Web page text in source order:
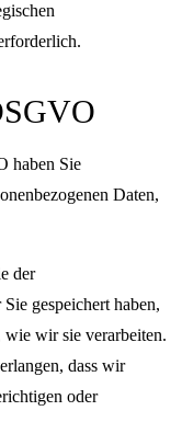
haben Sie
Daten,
der
gespeichert haben,
wir sie verarbeiten.
dass wir
oder